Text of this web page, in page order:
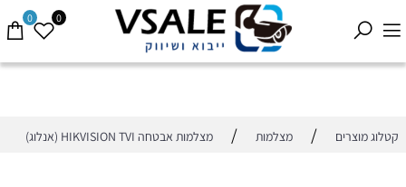
0 0
קטלוג מוצרים / מצלמות / מצלמות אבטחה HIKVISION TVI (אנלוג)